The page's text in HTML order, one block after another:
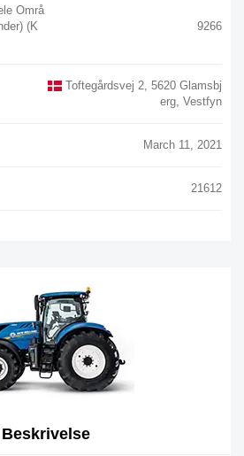
Områ
(k
9266
Toftegårdsvej 2, 5620 Glamsbj
Erg, Vestfyn
March 11, 2021
21612
Beskrivelse